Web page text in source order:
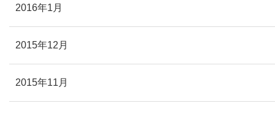
2016年1月
2015年12月
2015年11月